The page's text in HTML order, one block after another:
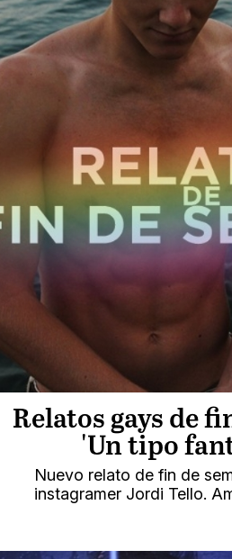
Relatos gays de
'Un tipo
Nuevo relato de fin de
instagramer Jordi Tello.